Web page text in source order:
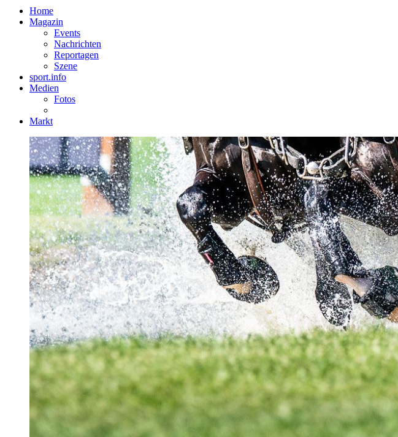
Home
Magazin
Events
Nachrichten
Reportagen
Szene
sport.info
Medien
Fotos
Markt